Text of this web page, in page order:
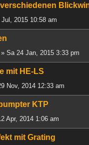
2015 10:58 am
» Sa 24 Jan, 2015 3:33 pm
mit HE-LS
Nov, 2014 12:33 am
KTP
Apr, 2014 1:06 am
mit Grating